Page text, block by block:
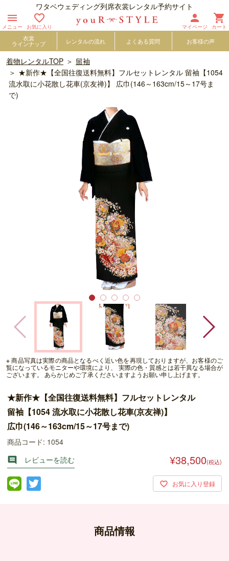
ワタベウェディング列席衣裳レンタル予約サイト

メニュー

お気に入り

マイページ

カート
衣裳
ラインナップ レンタルの流れ よくある質問 お客様の声
着物レンタルTOP
留袖
★新作★【全国往復送料無料】フルセットレンタル 留袖【1054
流水取に小花散し花車(京友禅)】 広巾(146～163cm/15～17号ま
で)
※ 商品写真は実際の商品となるべく近い色を再現しておりますが、お客様のご
覧になっているモニターや環境により、 実際の色・質感とは若干異なる場合が
ございます。 あらかじめご了承くださいますようお願い申し上げます。
★新作★【全国往復送料無料】フルセットレンタル
留袖【1054 流水取に小花散し花車(京友禅)】
広巾(146～163cm/15～17号まで)
商品コード: 1054

レビューを読む ¥38,500(税込)
商品情報